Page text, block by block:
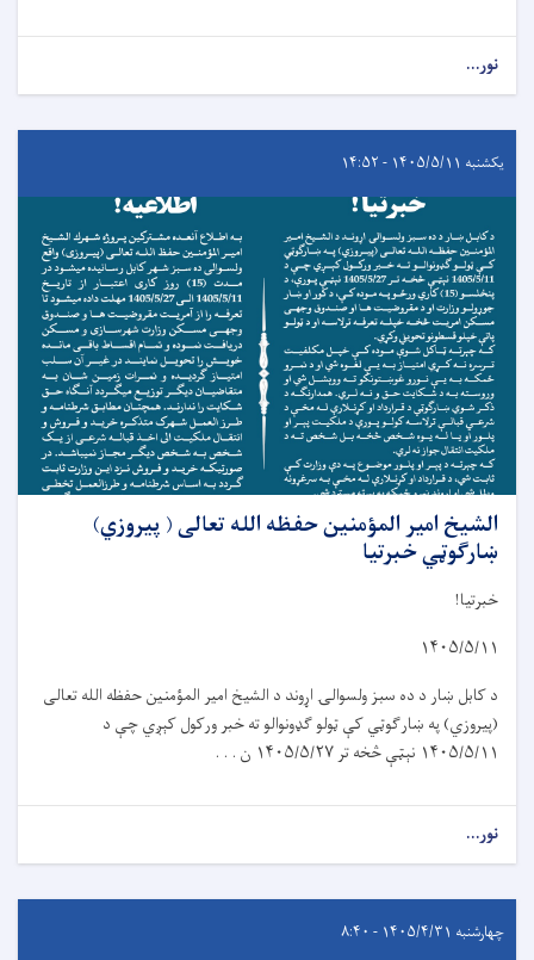
نور...
یکشنبه ۱۴۰۵/۵/۱۱ - ۱۴:۵۲
الشیخ امیر المؤمنین حفظه الله تعالی ( پیروزي)
ښارګوټي خبرتیا
خبرتیا!
۱۴۰۵/۵/۱۱
د کابل ښار د ده سبز ولسوالۍاړوند د الشيخ امير المؤمنين حفظه الله تعالی
(پیروزي) په ښارګوټيکې ټولو گډونوالو ته خبر ورکول کېږي چې د
۱۴۰۵/۵/۱۱ نېټې څخه تر۱۴۰۵/۵/۲۷ ن . . .
نور...
چهارشنبه ۱۴۰۵/۴/۳۱ - ۸:۴۰